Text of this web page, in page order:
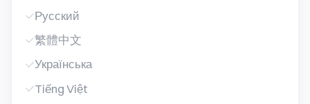
Русский
繁體中文
Українська
Tiếng Việt